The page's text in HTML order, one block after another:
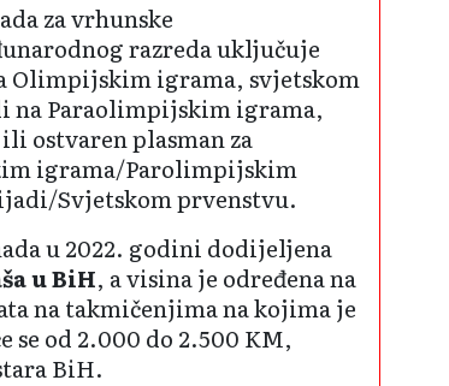
za vrhunske
razreda uključuje
Olimpijskim igrama, svjetskom
na Paraolimpijskim igrama,
ostvaren plasman za
igrama/Parolimpijskim
Svjetskom prvenstvu.
u 2022. godini dodijeljena
u BiH, a visina je određena na
na takmičenjima na kojima je
se od 2.000 do 2.500 KM,
BiH.